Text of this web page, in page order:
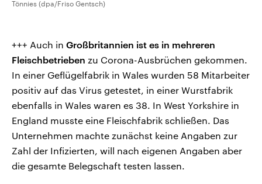
Tönnies (dpa/Friso Gentsch)
+++ Auch in Großbritannien ist es in mehreren
Fleischbetrieben zu Corona-Ausbrüchen gekommen.
In einer Geflügelfabrik in Wales wurden 58 Mitarbeiter
positiv auf das Virus getestet, in einer Wurstfabrik
ebenfalls in Wales waren es 38. In West Yorkshire in
England musste eine Fleischfabrik schließen. Das
Unternehmen machte zunächst keine Angaben zur
Zahl der Infizierten, will nach eigenen Angaben aber
die gesamte Belegschaft testen lassen.